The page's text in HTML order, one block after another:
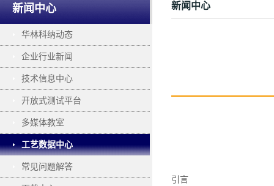
新闻中心
华林科纳动态
企业行业新闻
技术信息中心
开放式测试平台
多媒体教室
工艺数据中心
常见问题解答
新闻中心
引言